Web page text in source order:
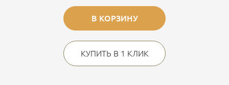
В КОРЗИНУ
КУПИТЬ В 1 КЛИК